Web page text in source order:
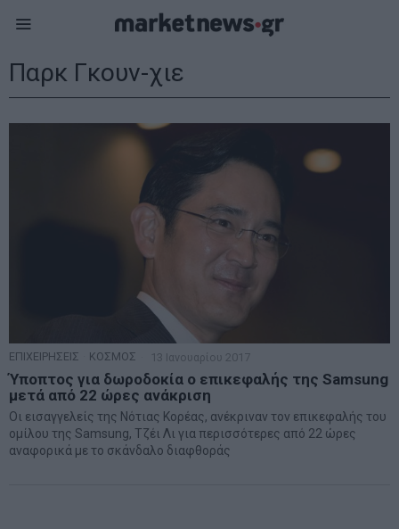
Παρκ Γκουν-χιε
ΕΠΙΧΕΙΡΗΣΕΙΣ ΚΟΣΜΟΣ 13 Ιανουαρίου 2017
Ύποπτος για δωροδοκία ο επικεφαλής της Samsung
μετά από 22 ώρες ανάκριση
Οι εισαγγελείς της Νότιας Κορέας, ανέκριναν τον επικεφαλής του
ομίλου της Samsung, Τζέι Λι για περισσότερες από 22 ώρες
αναφορικά με το σκάνδαλο διαφθοράς